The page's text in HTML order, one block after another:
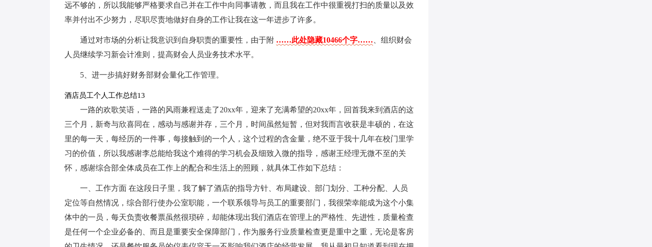
远不够的，所以我能够严格要求自己并在工作中向同事请教，而且我在工作中很重视打扫的质量以及效
率并付出不少努力，尽职尽责地做好自身的工作让我在这一年进步了许多。
通过对市场的分析让我意识到自身职责的重要性，由于附 ……此处隐藏10466个字…… 、组织财会
人员继续学习新会计准则，提高财会人员业务技术水平。
5、进一步搞好财务部财会量化工作管理。
酒店员工个人工作总结13
一路的欢歌笑语，一路的风雨兼程送走了20xx年，迎来了充满希望的20xx年，回首我来到酒店的这
三个月，新奇与欣喜同在，感动与感谢并存，三个月，时间虽然短暂，但对我而言收获是丰硕的，在这
里的每一天，每经历的一件事，每接触到的一个人，这个过程的含金量，绝不亚于我十几年在校门里学
习的价值，所以我感谢李总能给我这个难得的学习机会及细致入微的指导，感谢王经理无微不至的关
怀，感谢综合部全体成员在工作上的配合和生活上的照顾，就具体工作如下总结：
一、工作方面 在这段日子里，我了解了酒店的指导方针、布局建设、部门划分、工种分配、人员
定位等自然情况，综合部行使办公室职能，一个联系领导与员工的重要部门，我很荣幸能成为这个小集
体中的一员，每天负责收餐票虽然很琐碎，却能体现出我们酒店在管理上的严格性、先进性，质量检查
是任何一个企业必备的、而且是重要安全保障部门，作为服务行业质量检查更是重中之重，无论是客房